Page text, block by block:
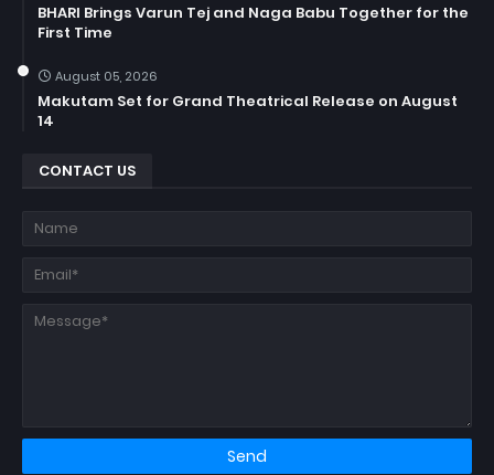
BHARI Brings Varun Tej and Naga Babu Together for the
First Time
August 05, 2026
Makutam Set for Grand Theatrical Release on August
14
CONTACT US